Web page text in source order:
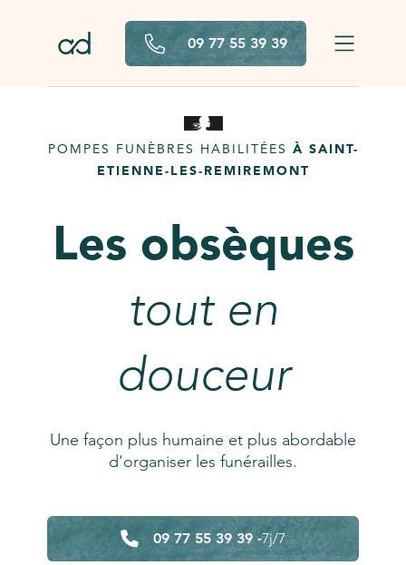
09 77 55 39 39
POMPES FUNÈBRES HABILITÉES À SAINT-
ETIENNE-LES-REMIREMONT
Les obsèques
tout en
douceur
Une façon plus humaine et plus abordable
d'organiser les funérailles.
09 77 55 39 39 -7j/7